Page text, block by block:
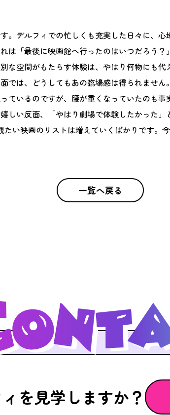
。デルフィでの忙しくも充実した日々に、
は「最後に映画館へ行ったのはいつだろう
な空間がもたらす体験は、やはり何物にも代
では、どうしてもあの臨場感は得られませ
ているのですが、腰が重くなっていたのも
しい反面、「やはり劇場で体験したかった
い映画のリストは増えていくばかりです。
一覧へ戻る
を見学しますか？